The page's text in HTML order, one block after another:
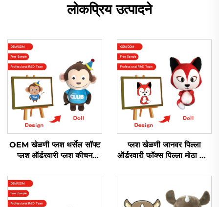
लोकप्रिय उत्पादने
OEM खेळणी प्लश थर्सेल सॉफ्ट
प्लश ऑर्डरवारी प्लश कीचन
जानवर खेळणी
प्लश खेळणी जानवर पिल्ला
ऑर्डरवारी फॉक्स पिल्ला मोठा डॉल